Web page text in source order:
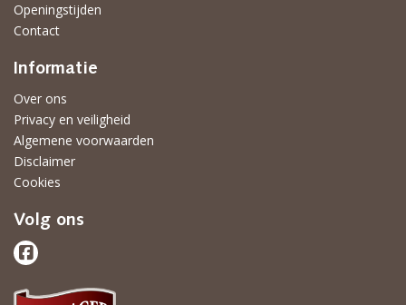
Openingstijden
Contact
Informatie
Over ons
Privacy en veiligheid
Algemene voorwaarden
Disclaimer
Cookies
Volg ons